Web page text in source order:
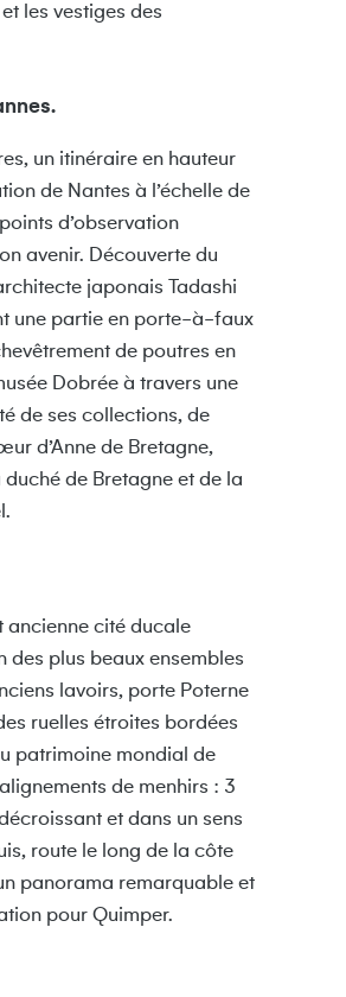
les vestiges des
un itinéraire en hauteur
de Nantes à l’échelle de
d’observation
avenir. Découverte du
japonais Tadashi
une partie en porte-à-faux
de poutres en
Dobrée à travers une
de ses collections, de
d’Anne de Bretagne,
de Bretagne et de la
ancienne cité ducale
des plus beaux ensembles
lavoirs, porte Poterne
ruelles étroites bordées
patrimoine mondial de
de menhirs : 3
et dans un sens
route le long de la côte
panorama remarquable et
pour Quimper.